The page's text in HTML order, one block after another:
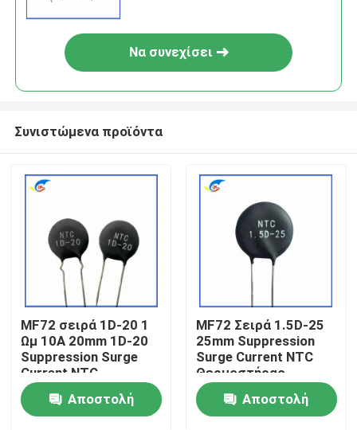
Σπίτι
Να συνεχίσει
Συνιστώμενα προϊόντα
MF72 σειρά 1D-20 1
Ωμ 10A 20mm 1D-20
Suppression Surge
Current NTC
Θερμοστήρας
κατάλληλος για
παροχή ενέργειας
Αποστολή
MF72 Σειρά 1.5D-25
25mm Suppression
Surge Current NTC
Θερμοστήρας
κατάλληλος για την
εναλλαγή
τροφοδοσίας
Αποστολή